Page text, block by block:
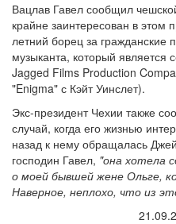
Вацлав Гавел сообщил
крайне заинтересован в этом
летний борец за гражданские
музыканта, который является
Jagged Films Production
"Enigma" с Кэйт Уинслет).
Экс-президент Чехии также
случай, когда его жизнью
назад к нему обращалась
господин Гавел, "она хотела
о моей бывшей жене Ольге,
Наверное, неплохо, что из